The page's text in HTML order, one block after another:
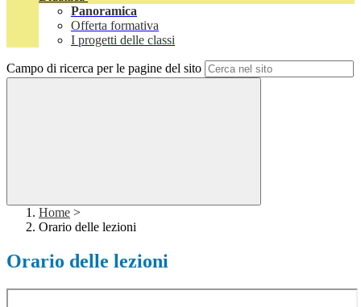
Panoramica
Offerta formativa
I progetti delle classi
Campo di ricerca per le pagine del sito
Home >
Orario delle lezioni
Orario delle lezioni